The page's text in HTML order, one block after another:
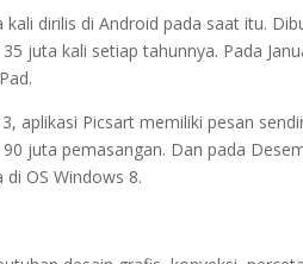
kali dirilis di Android pada saat itu.
juta kali setiap tahunnya. Pada
aplikasi Picsart memiliki pesan
juta pemasangan. Dan pada
OS Windows 8.